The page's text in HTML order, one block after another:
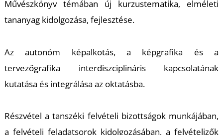
Művészkönyv témában új kurzustematika, elméleti
tananyag kidolgozása, fejlesztése.
Az autonóm képalkotás, a képgrafika és a
tervezőgrafika interdiszciplináris kapcsolatának
kutatása és integrálása az oktatásba.
Részvétel a tanszéki felvételi bizottságok munkájában,
a felvételi feladatsorok kidolgozásában, a felvételizők